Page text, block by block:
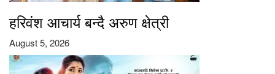
हरिवंश आचार्य बन्दै अरुण क्षेत्री
August 5, 2026